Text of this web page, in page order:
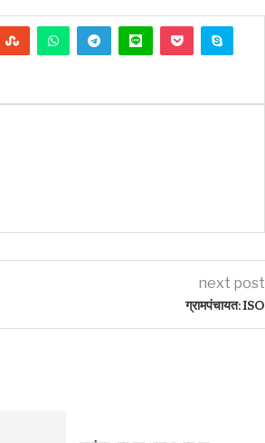
next post
ग्रामपंचायत: ISO